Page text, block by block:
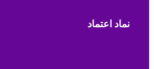
نماد اعتماد